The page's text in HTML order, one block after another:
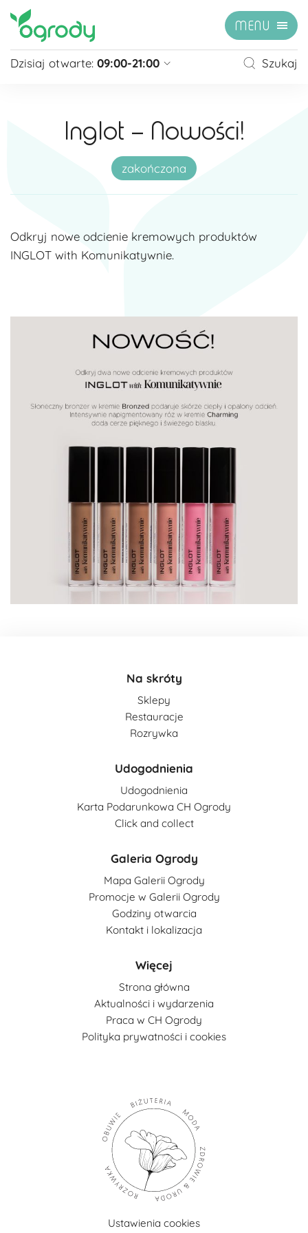
MENU
Dzisiaj otwarte: 09:00-21:00
Niedziela
zamknięte
Niedziela handlowa
10:00 - 20:00
Szukaj
Inglot – Nowości!
zakończona
Odkryj nowe odcienie kremowych produktów
INGLOT with Komunikatywnie.
Na skróty
Sklepy
Restauracje
Rozrywka
Udogodnienia
Udogodnienia
Karta Podarunkowa CH Ogrody
Click and collect
Galeria Ogrody
Mapa Galerii Ogrody
Promocje w Galerii Ogrody
Godziny otwarcia
Kontakt i lokalizacja
Więcej
Strona główna
Aktualności i wydarzenia
Praca w CH Ogrody
Polityka prywatności i cookies
Ustawienia cookies